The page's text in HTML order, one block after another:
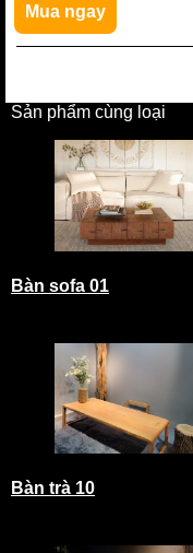
Mua ngay
Sản phẩm cùng loại
Bàn sofa 01
Bàn trà 10